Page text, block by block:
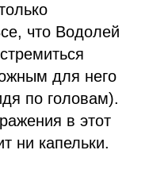
что Водолей
для него
по головам).
в этот
ни капельки.